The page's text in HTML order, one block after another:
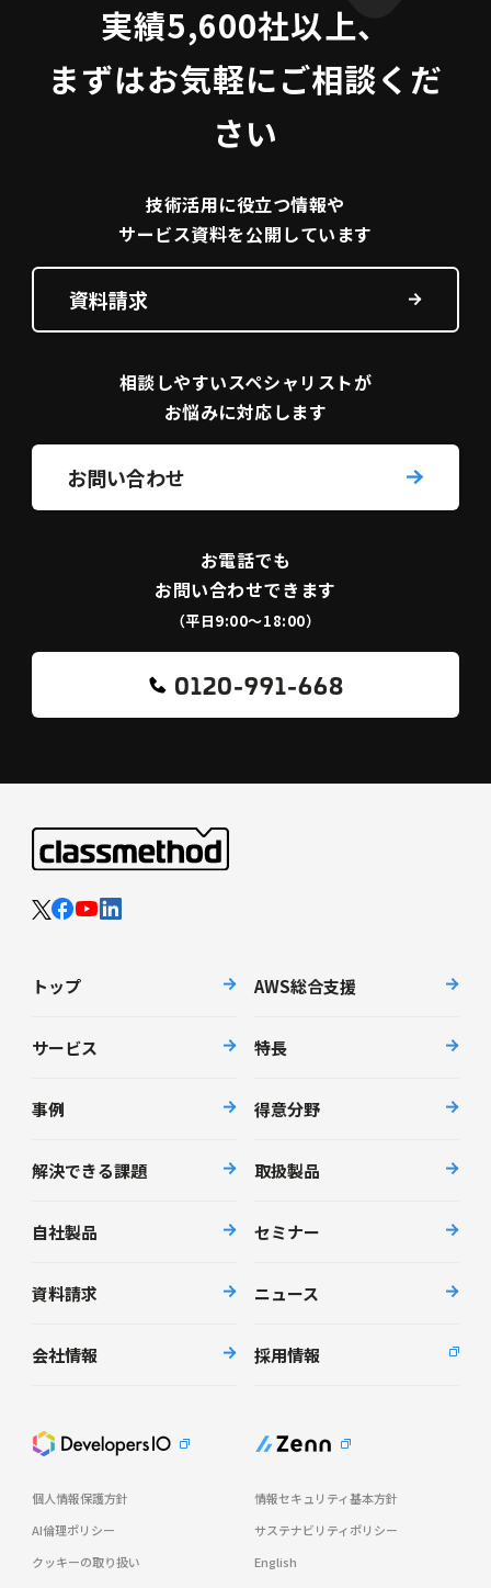
実績5,600社以上、
まずはお気軽にご相談くだ
さい
技術活用に役立つ情報や
サービス資料を公開しています
資料請求
相談しやすいスペシャリストが
お悩みに対応します
お問い合わせ
お電話でも
お問い合わせできます
（平日9:00〜18:00）
0120-991-668
トップ AWS総合支援
サービス 特長
事例 得意分野
解決できる課題 取扱製品
自社製品 セミナー
資料請求 ニュース
会社情報 採用情報
個人情報保護方針
情報セキュリティ基本方針
AI倫理ポリシー
サステナビリティポリシー
クッキーの取り扱い
English